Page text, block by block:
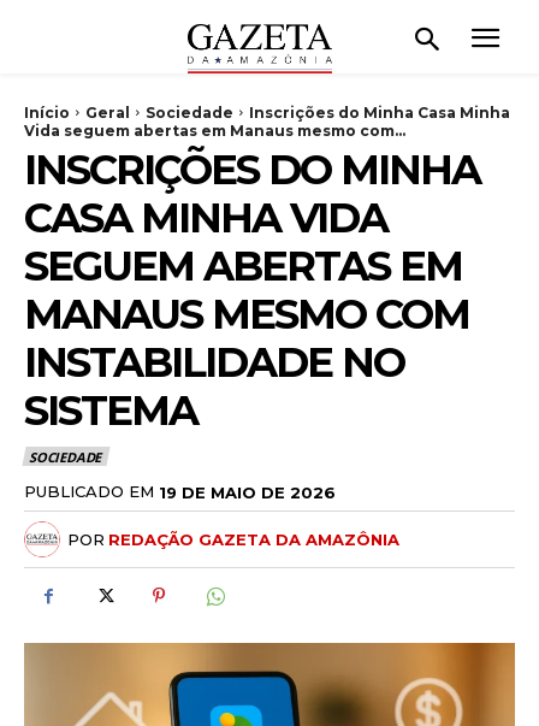
Início Geral Sociedade
Inscrições do Minha Casa Minha
Vida seguem abertas em Manaus mesmo com...
INSCRIÇÕES DO MINHA
CASA MINHA VIDA
SEGUEM ABERTAS EM
MANAUS MESMO COM
INSTABILIDADE NO
SISTEMA
SOCIEDADE
PUBLICADO EM 19 DE MAIO DE 2026
POR REDAÇÃO GAZETA DA AMAZÔNIA